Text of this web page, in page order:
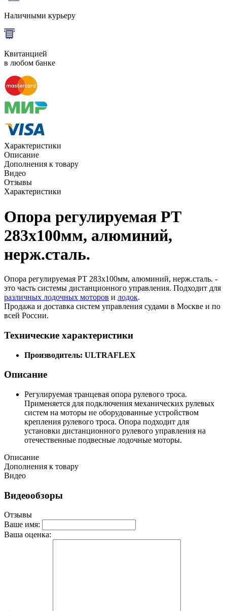
Наличными курьеру
Квитанцией
в любом банке
Характеристики
Описание
Дополнения к товару
Видео
Отзывы
Характеристики
Опора регулируемая РТ
283х100мм, алюминий,
нерж.сталь.
Опора регулируемая РТ 283х100мм, алюминий, нерж.сталь. -
это часть системы дистанционного управления. Подходит для
различных лодочных моторов и лодок.
Продажа и доставка систем управления судами в Москве и по
всей России.
Технические характеристики
Производитель: ULTRAFLEX
Описание
Регулируемая транцевая опора рулевого троса.
Применяется для подключения механических рулевых
систем на моторы не оборудованные устройством
крепления рулевого троса. Опора подходит для
установки дистанционного рулевого управления на
отечественные подвесные лодочные моторы.
Описание
Дополнения к товару
Видео
Видеообзоры
Отзывы
Ваше имя:
Ваша оценка: